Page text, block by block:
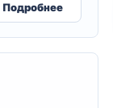
Подробнее